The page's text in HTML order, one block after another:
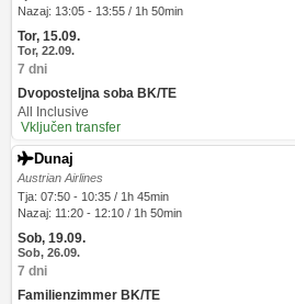
Nazaj: 13:05 - 13:55 / 1h 50min
Tor, 15.09.
Tor, 22.09.
7 dni
Dvoposteljna soba BK/TE
All Inclusive
Vključen transfer
Dunaj
Austrian Airlines
Tja: 07:50 - 10:35 / 1h 45min
Nazaj: 11:20 - 12:10 / 1h 50min
Sob, 19.09.
Sob, 26.09.
7 dni
Familienzimmer BK/TE